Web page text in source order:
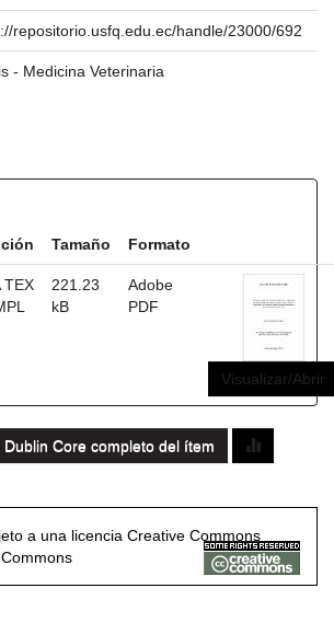
repositorio.usfq.edu.ec/handle/23000/692
- Medicina Veterinaria
Tamaño Formato
TEX
221.23
kB
Adobe
PDF
Visualizar/Abrir
Core completo del ítem
a una licencia Creative Commons